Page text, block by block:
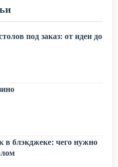
под заказ: от идеи до
в блэкджеке: чего нужно